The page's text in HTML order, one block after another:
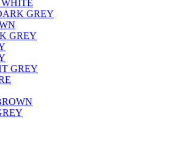
WHITE
GREY
GREY
GREY